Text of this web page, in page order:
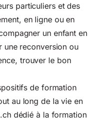
particuliers et des
en ligne ou en
un enfant en
une reconversion ou
trouver le bon
de formation
au long de la vie en
dédié à la formation